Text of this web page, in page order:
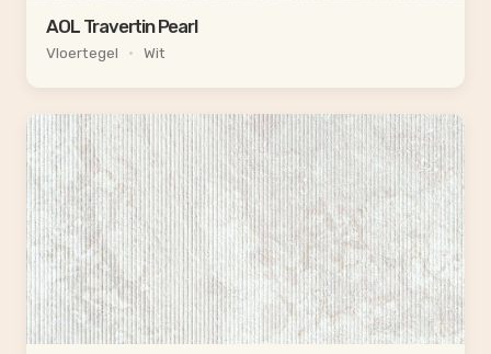
AOL Travertin Pearl
Vloertegel • Wit